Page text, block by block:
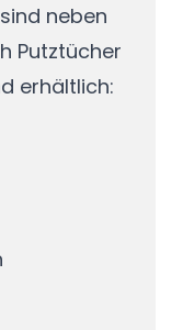
neben
Putztücher
erhältlich: